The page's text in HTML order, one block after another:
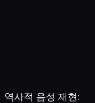
역사적 음성 재현: